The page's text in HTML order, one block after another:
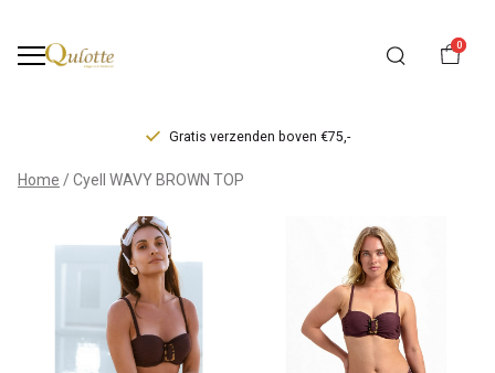
0
Gratis verzenden boven €75,-
Cyell
WAVY
BROWN
TOP
Home Cyell WAVY BROWN TOP